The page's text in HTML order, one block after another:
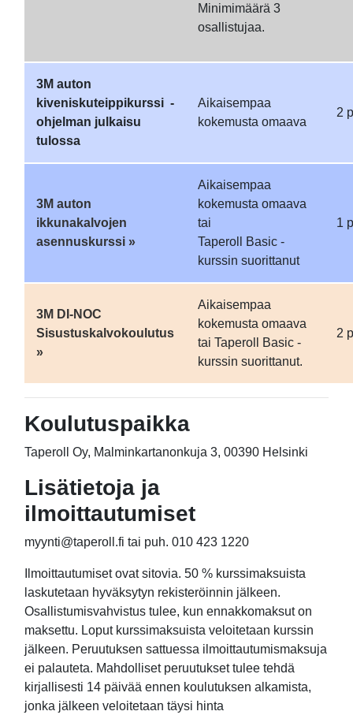
Minimimäärä 3
osallistujaa.
3M auton
kiveniskuteippikurssi -
ohjelman julkaisu
tulossa
Aikaisempaa
kokemusta omaava
2
3M auton
ikkunakalvojen
asennuskurssi »
Aikaisempaa
kokemusta omaava
tai
Taperoll Basic -
kurssin suorittanut
1
3M DI-NOC
Sisustuskalvokoulutus
»
Aikaisempaa
kokemusta omaava
tai Taperoll Basic -
kurssin suorittanut.
2
Koulutuspaikka
Taperoll Oy, Malminkartanonkuja 3, 00390 Helsinki
Lisätietoja ja
ilmoittautumiset
myynti@taperoll.fi tai puh. 010 423 1220
Ilmoittautumiset ovat sitovia. 50 % kurssimaksuista
laskutetaan hyväksytyn rekisteröinnin jälkeen.
Osallistumisvahvistus tulee, kun ennakkomaksut on
maksettu. Loput kurssimaksuista veloitetaan kurssin
jälkeen. Peruutuksen sattuessa ilmoittautumismaksuja
ei palauteta. Mahdolliset peruutukset tulee tehdä
kirjallisesti 14 päivää ennen koulutuksen alkamista,
jonka jälkeen veloitetaan täysi hinta